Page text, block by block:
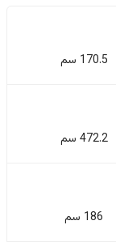
170.5 سم
472.2 سم
186 سم